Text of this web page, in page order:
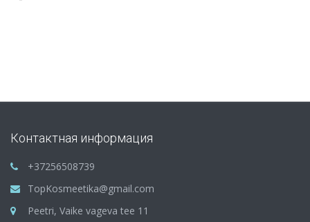
Контактная информация
+37256508739
TopKosmeetika@gmail.com
Peetri, Vaike vageva tee 11